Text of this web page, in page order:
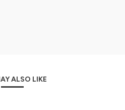
ALSO LIKE